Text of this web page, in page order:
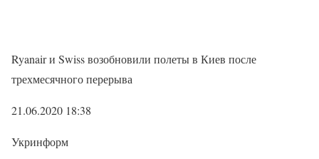
Ryanair и Swiss возобновили полеты в Киев после
трехмесячного перерыва
21.06.2020 18:38
Укринформ